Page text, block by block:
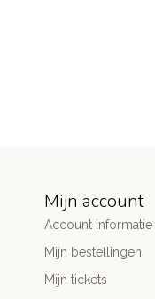
Mijn account
Account informatie
Mijn bestellingen
Mijn tickets